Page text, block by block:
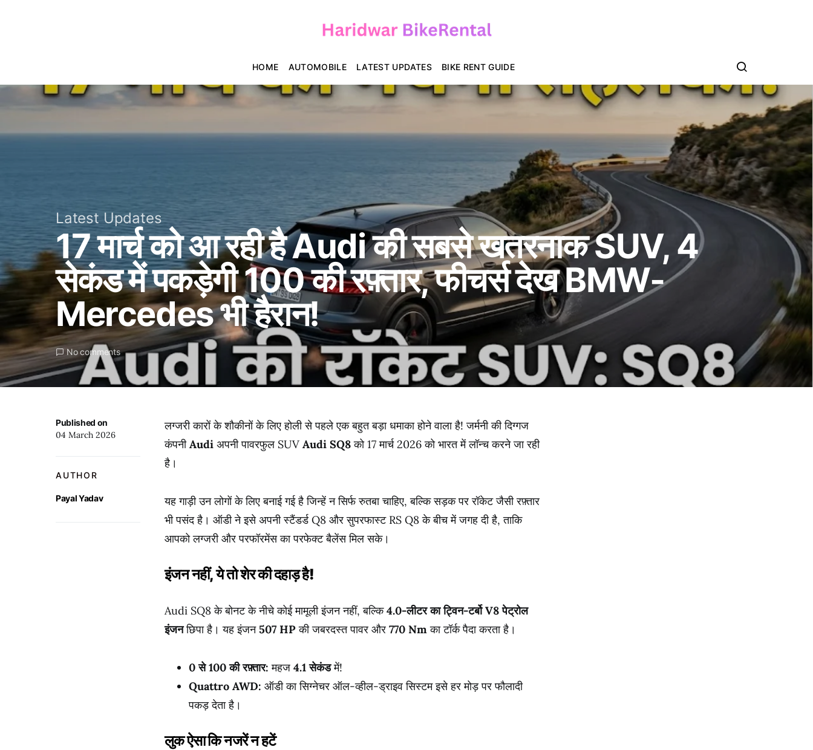
HOME AUTOMOBILE LATEST UPDATES BIKE RENT GUIDE
Latest Updates
17 मार्च को आ रही है Audi की सबसे खतरनाक SUV, 4
सेकंड में पकड़ेगी 100 की रफ़्तार, फीचर्स देख BMW-
Mercedes भी हैरान!
No comments
Published on
04 March 2026
AUTHOR
Payal Yadav
लग्जरी कारों के शौकीनों के लिए होली से पहले एक बहुत बड़ा धमाका होने वाला है! जर्मनी की दिग्गज
कंपनीAudi अपनी पावरफुल SUV Audi SQ8को 17 मार्च 2026 को भारत में लॉन्च करने जा रही
है।
यह गाड़ी उन लोगों के लिए बनाई गई है जिन्हें न सिर्फ रुतबा चाहिए, बल्कि सड़क पर रॉकेट जैसी रफ़्तार
भी पसंद है। ऑडी ने इसे अपनी स्टैंडर्ड Q8 और सुपरफास्ट RS Q8 के बीच में जगह दी है, ताकि
आपको लग्जरी और परफॉरमेंस का परफेक्ट बैलेंस मिल सके।
इंजन नहीं, ये तो शेर की दहाड़ है!
Audi SQ8 के बोनट के नीचे कोई मामूली इंजन नहीं, बल्कि4.0-लीटर का ट्विन-टर्बो V8 पेट्रोल
इंजनछिपा है। यह इंजन507 HPकी जबरदस्त पावर और 770 Nmका टॉर्क पैदा करता है।
0 से 100 की रफ़्तार: महज 4.1 सेकंडमें!
Quattro AWD: ऑडी का सिग्नेचर ऑल-व्हील-ड्राइव सिस्टम इसे हर मोड़ पर फौलादी
पकड़ देता है।
लुक ऐसा कि नजरें न हटें